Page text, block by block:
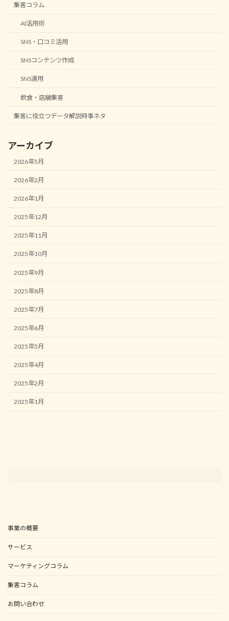
集客コラム
AI活用術
SNS・口コミ活用
SNSコンテンツ作成
SNS運用
飲食・店舗集客
集客に役立つデータ解説時事ネタ
アーカイブ
2026年5月
2026年2月
2026年1月
2025年12月
2025年11月
2025年10月
2025年9月
2025年8月
2025年7月
2025年6月
2025年5月
2025年4月
2025年2月
2025年1月
事業の概要
サービス
マーケティングコラム
集客コラム
お問い合わせ